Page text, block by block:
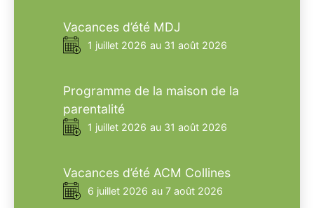
Vacances d’été MDJ
1 juillet 2026 au 31 août 2026
Programme de la maison de la
parentalité
1 juillet 2026 au 31 août 2026
Vacances d’été ACM Collines
6 juillet 2026 au 7 août 2026